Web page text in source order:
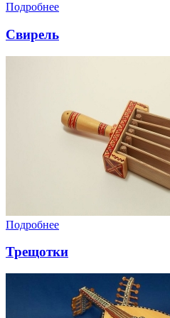
Подробнее
Свирель
Подробнее
Трещотки